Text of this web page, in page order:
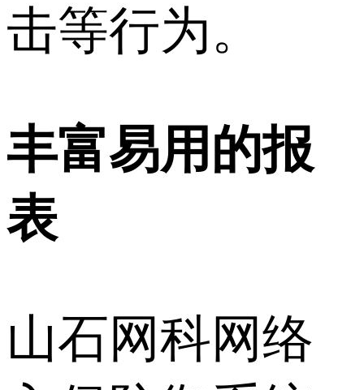
击等行为。
丰富易用的报
表
山石网科网络